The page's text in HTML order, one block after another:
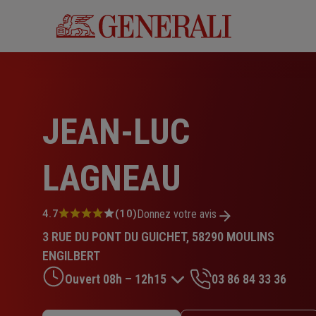
JEAN-LUC
LAGNEAU
Note
4.7
sur
5
étoiles
4.7 (10)Donnez votre avis
3 RUE DU PONT DU GUICHET, 58290 MOULINS
ENGILBERT
Ouvert 08h – 12h15
03 86 84 33 36